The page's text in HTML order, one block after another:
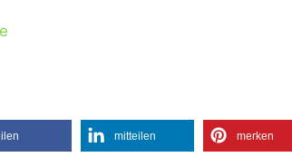
mitteilen merken